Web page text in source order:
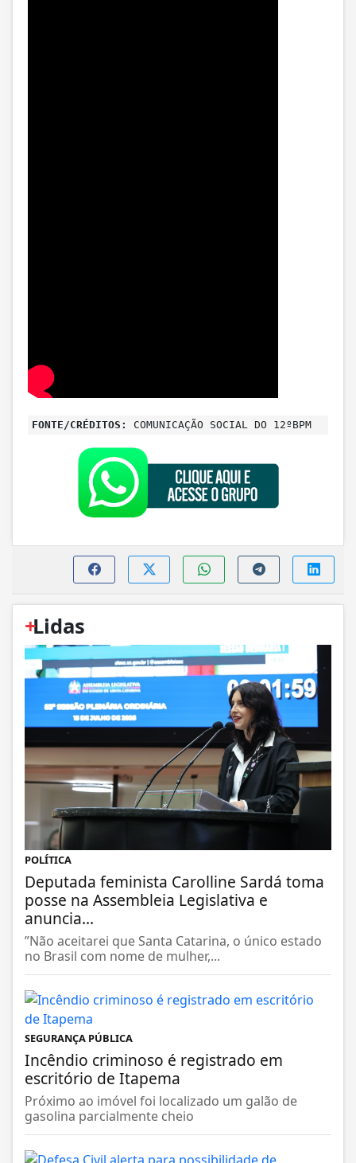
FONTE/CRÉDITOS: COMUNICAÇÃO SOCIAL DO 12ºBPM
+
Lidas
POLÍTICA
Deputada feminista Carolline Sardá toma
posse na Assembleia Legislativa e
anuncia...
”Não aceitarei que Santa Catarina, o único estado
no Brasil com nome de mulher,...
SEGURANÇA PÚBLICA
Incêndio criminoso é registrado em
escritório de Itapema
Próximo ao imóvel foi localizado um galão de
gasolina parcialmente cheio